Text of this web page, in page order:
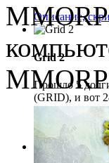
Описание,
Grid 2
Прошло 5
(GRID), и вот
сумасшедшей
Описание,